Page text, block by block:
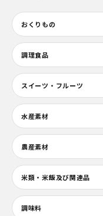
おくりもの
調理食品
スイーツ・フルーツ
水産素材
農産素材
米類・米飯及び関連品
調味料